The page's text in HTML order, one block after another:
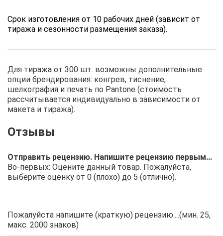
Срок изготовления от 10 рабочих дней (зависит от
тиража и сезонности размещения заказа).
Для тиража от 300 шт. возможны дополнительные
опции брендирования: конгрев, тиснение,
шелкография и печать по Pantone (стоимость
рассчитывается индивидуально в зависимости от
макета и тиража).
Отправить рецензию. Напишите рецензию первым...
Во-первых: Оцените данный товар. Пожалуйста,
выберите оценку от 0 (плохо) до 5 (отлично).
Пожалуйста напишите (краткую) рецензию....(мин. 25,
макс. 2000 знаков)